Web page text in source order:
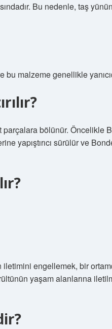
Bu nedenle, taş
malzeme genellikle
parçalara bölünür. Öncelikle
yapıştırıcı sürülür ve
engellemek, bir
yaşam alanlarına